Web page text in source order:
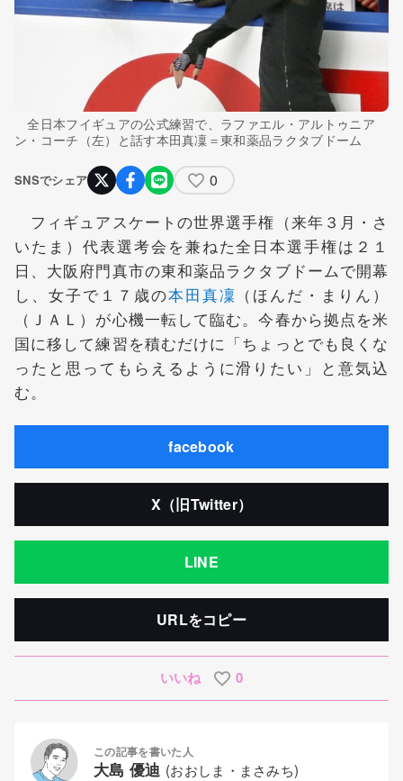
全日本フイギュアの公式練習で、ラファエル・アルトゥニア
ン・コーチ（左）と話す本田真凜＝東和薬品ラクタブドーム
SNSでシェア 0
フィギュアスケートの世界選手権（来年３月・さ
いたま）代表選考会を兼ねた全日本選手権は２１
日、大阪府門真市の東和薬品ラクタブドームで開幕
し、女子で１７歳の本田真凜 （ほんだ・まりん）
（ＪＡＬ）が心機一転して臨む。今春から拠点を米
国に移して練習を積むだけに「ちょっとでも良くな
ったと思ってもらえるように滑りたい」と意気込
む。
facebook
X（旧Twitter）
LINE
URLをコピー
いいね 0
この記事を書いた人
大島 優迪 (おおしま・まさみち)